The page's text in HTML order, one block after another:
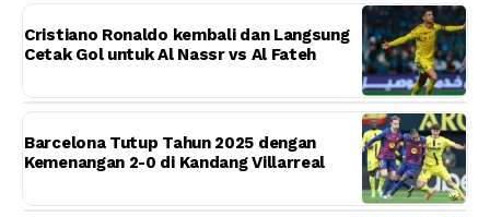
Cristiano Ronaldo kembali dan Langsung
Cetak Gol untuk Al Nassr vs Al Fateh
Barcelona Tutup Tahun 2025 dengan
Kemenangan 2-0 di Kandang Villarreal